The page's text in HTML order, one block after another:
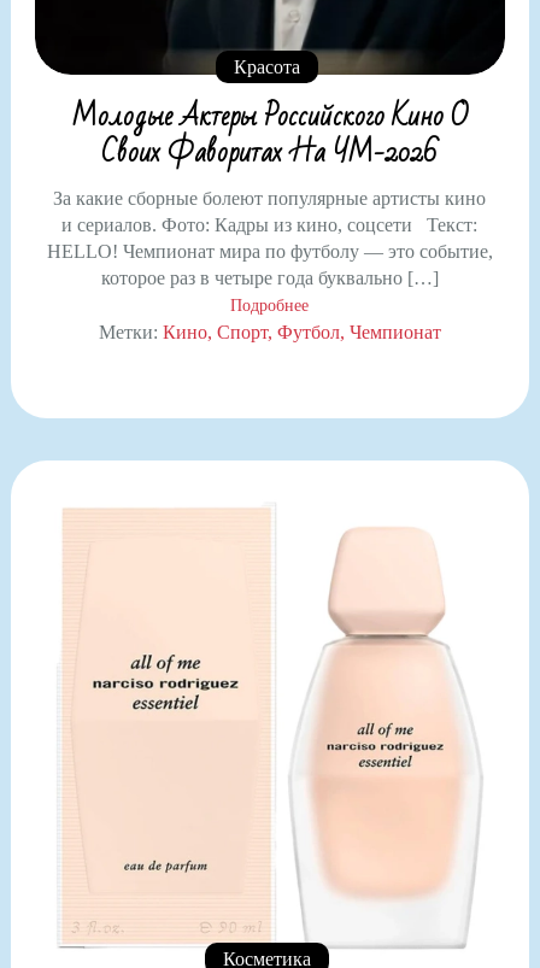
Красота
Молодые Актеры Российского Кино О
Своих Фаворитах На ЧМ-2026
За какие сборные болеют популярные артисты кино
и сериалов. Фото: Кадры из кино, соцсети Текст:
HELLO! Чемпионат мира по футболу — это событие,
которое раз в четыре года буквально […]
Подробнее
Метки: Кино Спорт Футбол Чемпионат
Косметика